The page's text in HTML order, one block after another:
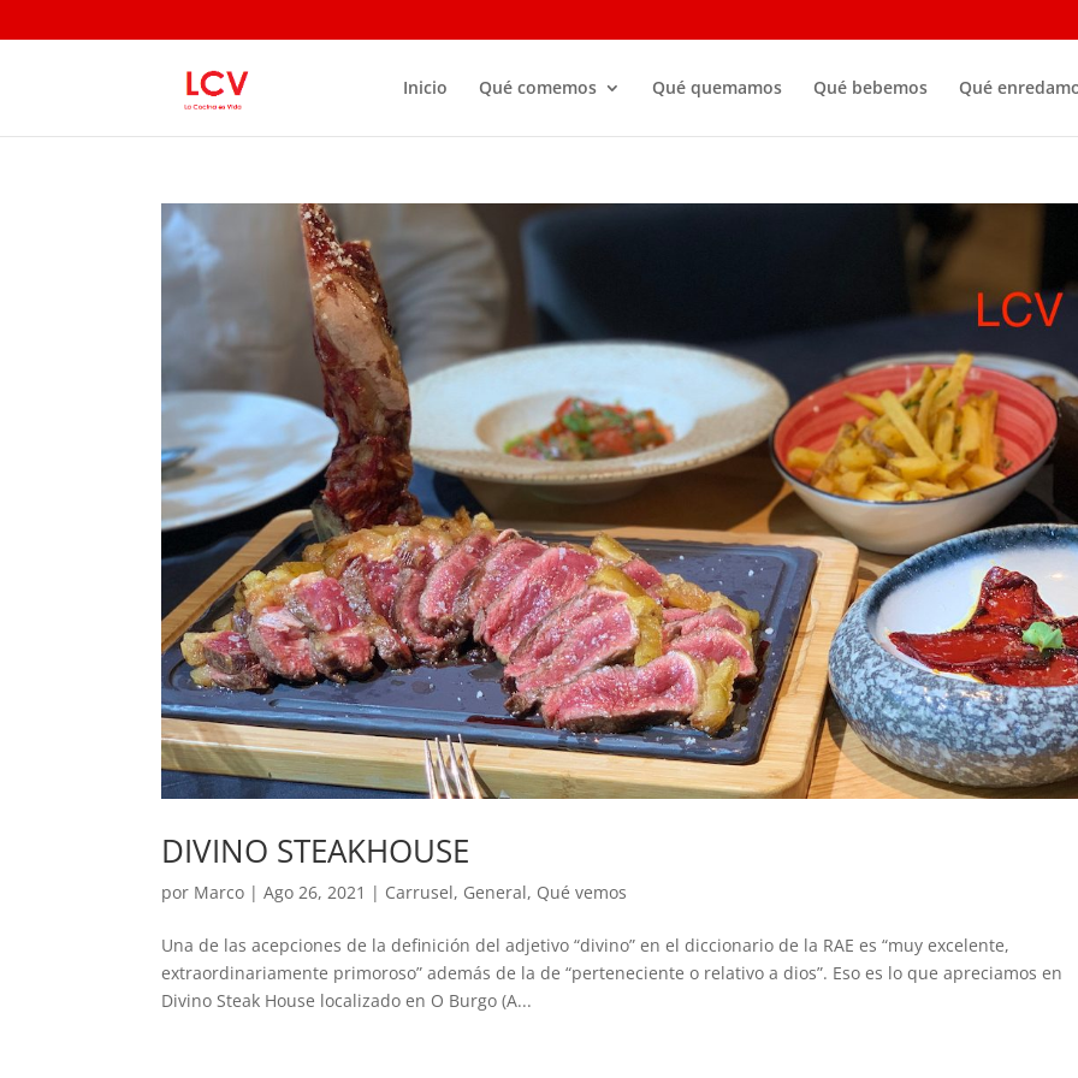
Inicio Qué comemos Qué quemamos Qué bebemos Qué
DIVINO STEAKHOUSE
por Marco |Ago 26, 2021 | Carrusel, General, Qué vemos
Una de las acepciones de la definición del adjetivo “divino” en el diccionario de la RAE es “muy excelente,
extraordinariamente primoroso” además de la de “perteneciente o relativo a dios”. Eso es lo que apreciamos en
Divino Steak House localizado en O Burgo (A...